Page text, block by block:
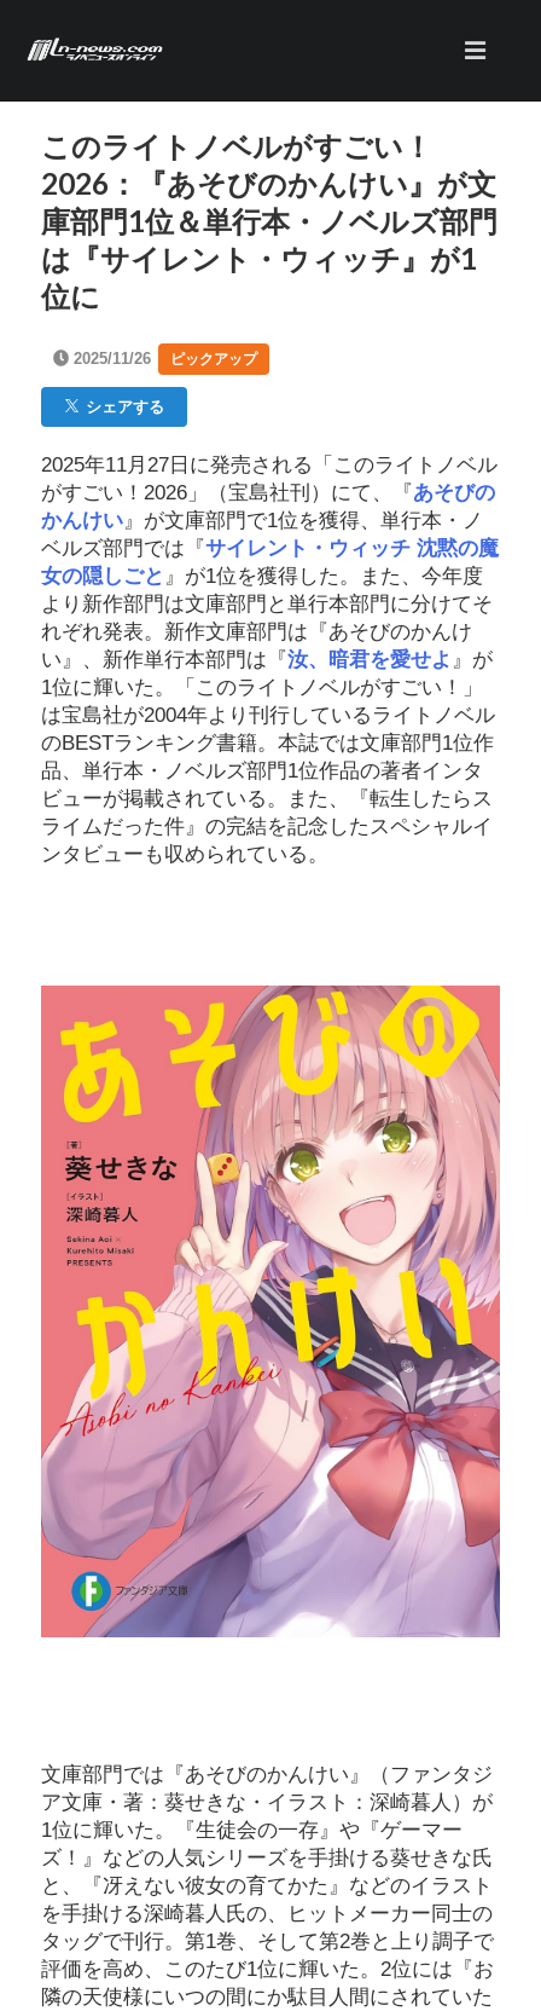
このライトノベルがすごい！
2026：『あそびのかんけい』が文
庫部門1位＆単行本・ノベルズ部門
は『サイレント・ウィッチ』が1
位に
2025/11/26 ピックアップ
シェアする
2025年11月27日に発売される「このライトノベル
がすごい！2026」（宝島社刊）にて、『 あそびの
かんけい』が文庫部門で1位を獲得、単行本・ノ
ベルズ部門では『 サイレント・ウィッチ 沈黙の魔
女の隠しごと 』が1位を獲得した。また、今年度
より新作部門は文庫部門と単行本部門に分けてそ
れぞれ発表。新作文庫部門は『あそびのかんけ
い』、新作単行本部門は『 汝、暗君を愛せよ 』が
1位に輝いた。「このライトノベルがすごい！」
は宝島社が2004年より刊行しているライトノベル
のBESTランキング書籍。本誌では文庫部門1位作
品、単行本・ノベルズ部門1位作品の著者インタ
ビューが掲載されている。また、『転生したらス
ライムだった件』の完結を記念したスペシャルイ
ンタビューも収められている。
文庫部門では『あそびのかんけい』（ファンタジ
ア文庫・著：葵せきな・イラスト：深崎暮人）が
1位に輝いた。『生徒会の一存』や『ゲーマー
ズ！』などの人気シリーズを手掛ける葵せきな氏
と、『冴えない彼女の育てかた』などのイラスト
を手掛ける深崎暮人氏の、ヒットメーカー同士の
タッグで刊行。第1巻、そして第2巻と上り調子で
評価を高め、このたび1位に輝いた。2位には『お
隣の天使様にいつの間にか駄目人間にされていた